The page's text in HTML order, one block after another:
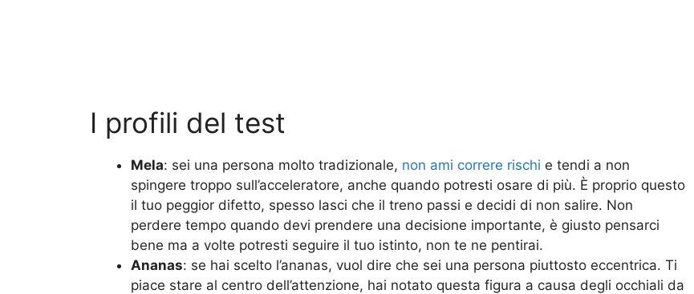
I profili del test
Mela: sei una persona molto tradizionale, non ami correre rischi e tendi a non
spingere troppo sull’acceleratore, anche quando potresti osare di più. È proprio questo
il tuo peggior difetto, spesso lasci che il treno passi e decidi di non salire. Non
perdere tempo quando devi prendere una decisione importante, è giusto pensarci
bene ma a volte potresti seguire il tuo istinto, non te ne pentirai.
Ananas: se hai scelto l’ananas, vuol dire che sei una persona piuttosto eccentrica. Ti
piace stare al centro dell’attenzione, hai notato questa figura a causa degli occhiali da